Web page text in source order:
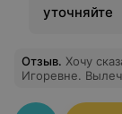
уточняйте
Отзыв. Хочу
Игоревне.
грамотный